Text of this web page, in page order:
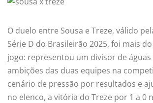
O duelo entre Sousa e Treze, válido
Série D do Brasileirão 2025, foi mais
jogo: representou um divisor de águas
ambições das duas equipes na
cenário de pressão por resultados e
no elenco, a vitória do Treze por 1 a 0